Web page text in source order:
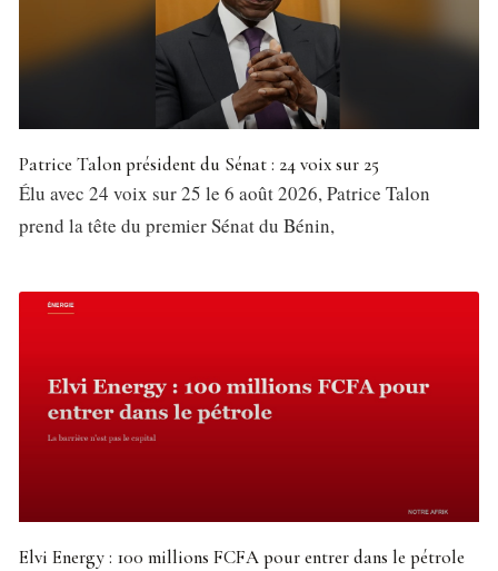
Patrice Talon président du Sénat : 24 voix sur 25
Élu avec 24 voix sur 25 le 6 août 2026, Patrice Talon
prend la tête du premier Sénat du Bénin,
Elvi Energy : 100 millions FCFA pour entrer dans le pétrole